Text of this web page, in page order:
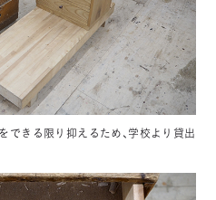
できる限り抑えるため、学校より貸出